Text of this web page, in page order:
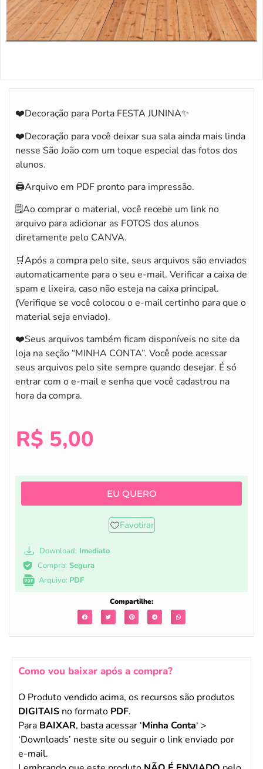
❤️Decoração para Porta FESTA JUNINA✨
❤️Decoração para você deixar sua sala ainda mais linda
nesse São João com um toque especial das fotos dos
alunos.
🖨️Arquivo em PDF pronto para impressão.
🗒️Ao comprar o material, você recebe um link no
arquivo para adicionar as FOTOS dos alunos
diretamente pelo CANVA.
🛒Após a compra pelo site, seus arquivos são enviados
automaticamente para o seu e-mail. Verificar a caixa de
spam e lixeira, caso não esteja na caixa principal.
(Verifique se você colocou o e-mail certinho para que o
material seja enviado).
❤️Seus arquivos também ficam disponíveis no site da
loja na seção “MINHA CONTA”. Você pode acessar
seus arquivos pelo site sempre quando desejar. É só
entrar com o e-mail e senha que você cadastrou na
hora da compra.
R$ 5,00
EU QUERO
Favotirar
Download: Imediato
Compra: Segura
Arquivo: PDF
Compartilhe:
Como vou baixar após a compra?
O Produto vendido acima, os recursos são produtos
DIGITAIS no formato PDF.
Para BAIXAR, basta acessar ‘Minha Conta‘ >
‘Downloads’ neste site ou seguir o link enviado por
e-mail.